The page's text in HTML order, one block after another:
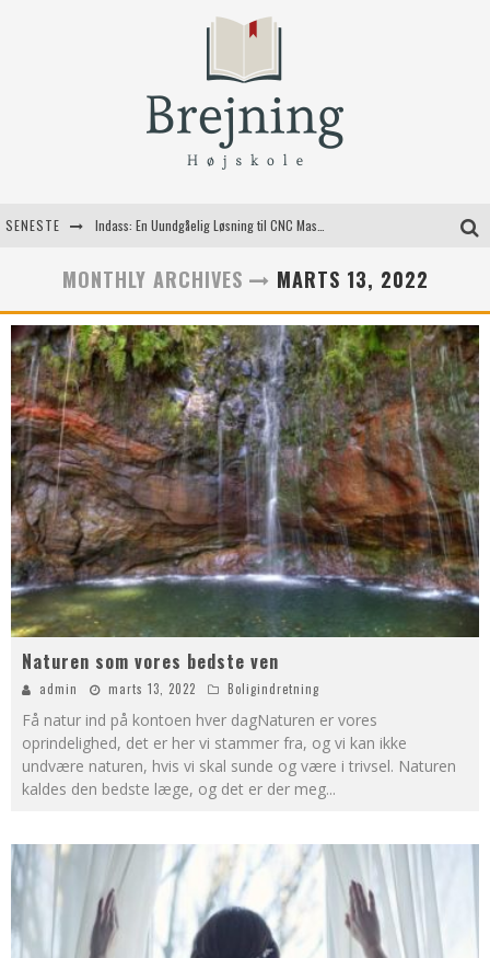
SENESTE
Fordele ved at bruge bagestål i dit køkken
Kvalitetshåndværk til dit næste byggeprojekt
Valg af jagtgeværer til den moderne jæger
MONTHLY ARCHIVES MARTS 13, 2022
Naturen som vores bedste ven
admin marts 13, 2022 Boligindretning
Få natur ind på kontoen hver dagNaturen er vores
oprindelighed, det er her vi stammer fra, og vi kan ikke
undvære naturen, hvis vi skal sunde og være i trivsel. Naturen
kaldes den bedste læge, og det er der meg...